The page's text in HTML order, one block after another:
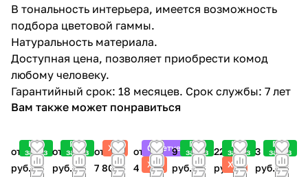
В тональность интерьера, имеется возможность
подбора цветовой гаммы.
Натуральность материала.
Доступная цена, позволяет приобрести комод
любому человеку.
Гарантийный срок: 18 месяцев. Срок службы: 7 лет
Вам также может понравиться
Под
заказ
от 8 500
руб.
Под
заказ
от 7 700
руб.
Хит
от
7 800
Советуем
Хит
от
4 900
Под
заказ
9 900
руб.
Под
заказ
Хит
22 100
руб.
Под
заказ
3 900
руб.